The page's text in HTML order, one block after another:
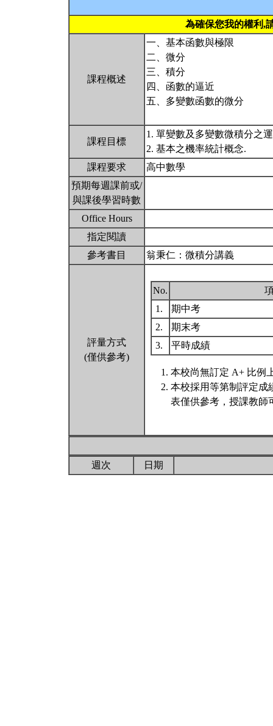
為確保您我的權利,
課程概述
一、基本函數與極限
二、微分
三、積分
四、函數的逼近
五、多變數函數的微分
課程目標
1. 單變數及多變數微積分之
2. 基本之機率統計概念.
課程要求
高中數學
預期每週課前或/
與課後學習時數
Office Hours
指定閱讀
參考書目
翁秉仁：微積分講義
評量方式
(僅供參考)
No.
1.
期中考
2.
期末考
3.
平時成績
本校尚無訂定 A+ 比例
本校採用等第制評定成
表僅供參考，授課教師
週次 日期